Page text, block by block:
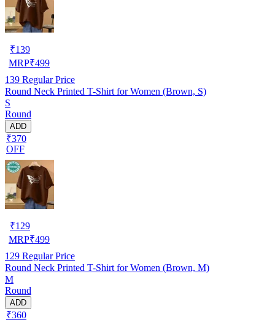
₹139
MRP₹499
139 Regular Price
Round Neck Printed T-Shirt for Women (Brown, S)
S
Round
ADD
₹370
OFF
₹129
MRP₹499
129 Regular Price
Round Neck Printed T-Shirt for Women (Brown, M)
M
Round
ADD
₹360